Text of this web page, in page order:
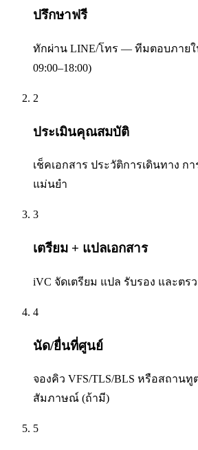
ปรึกษาฟรี
ทักผ่าน LINE/โทร — ทีมตอบภายใ
09:00–18:00)
2
ประเมินคุณสมบัติ
เช็คเอกสาร ประวัติการเดินทาง ก
แม่นยำ
3
เตรียม + แปลเอกสาร
iVC จัดเตรียม แปล รับรอง และต
4
นัด/ยื่นที่ศูนย์
จองคิว VFS/TLS/BLS หรือสถาน
สัมภาษณ์ (ถ้ามี)
5